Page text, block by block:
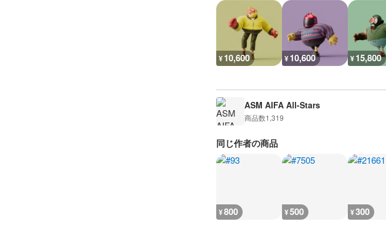
¥10,600 ¥10,600 ¥15,800
ASM AIFA All-Stars
商品数1,319
同じ作者の商品
¥800 ¥500 ¥300